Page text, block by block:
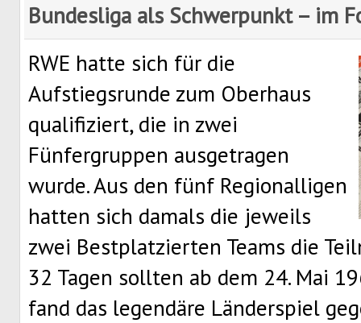
Bundesliga als Schwerpunkt – im
RWE hatte sich für die
Aufstiegsrunde zum Oberhaus
qualifiziert, die in zwei
Fünfergruppen ausgetragen
wurde. Aus den fünf Regionalligen
hatten sich damals die jeweils
zwei Bestplatzierten Teams die
32 Tagen sollten ab dem 24. Mai
fand das legendäre Länderspiel